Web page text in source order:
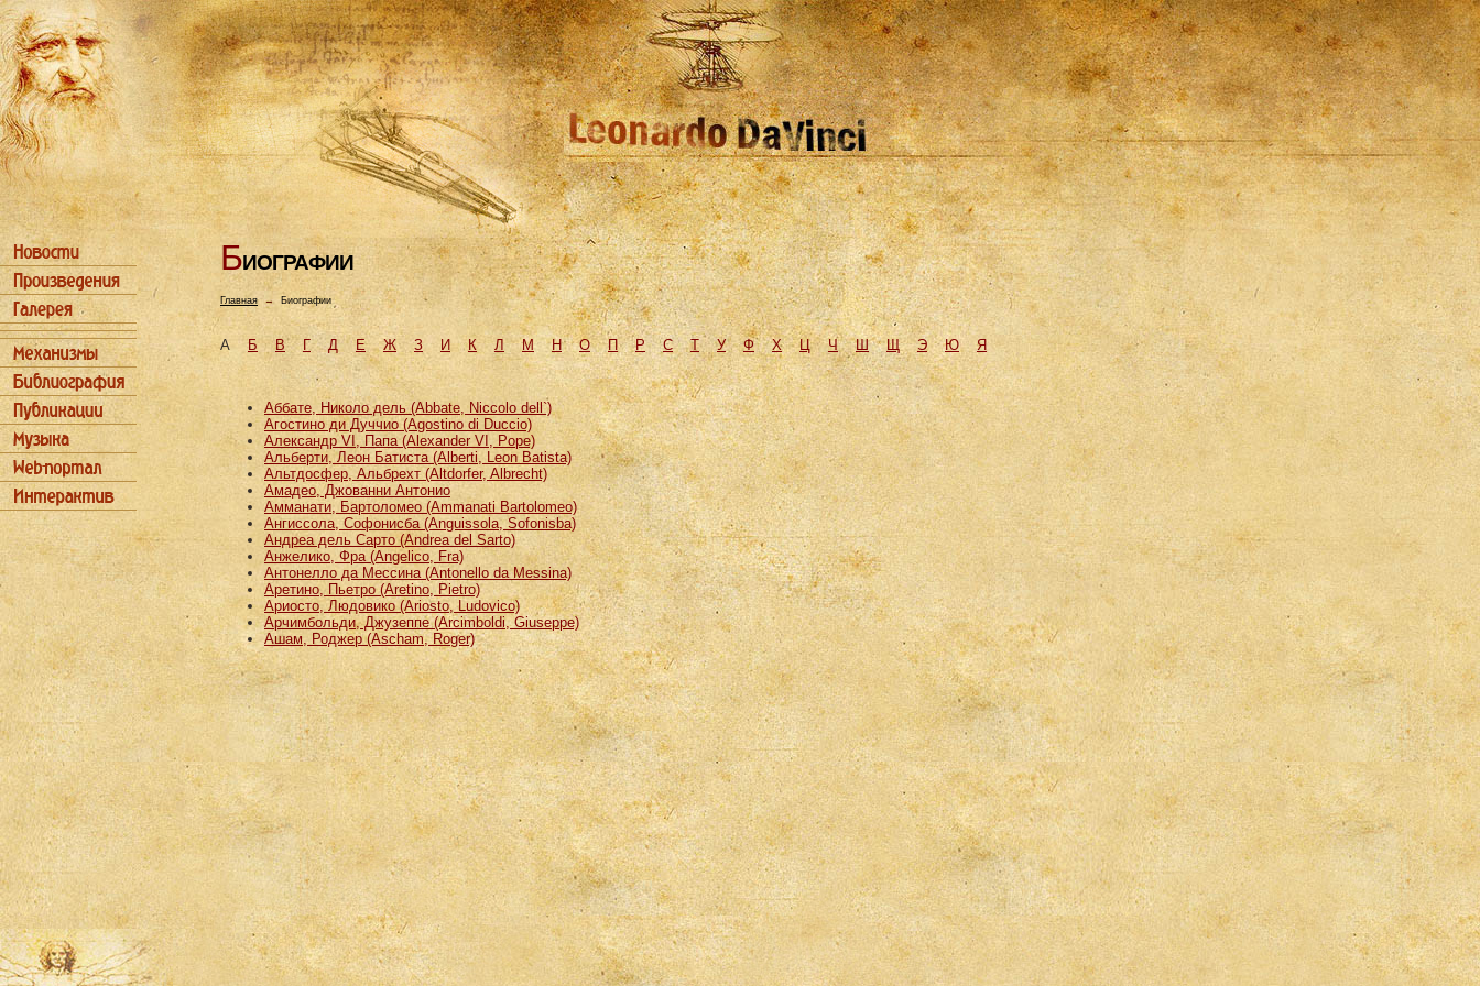
БИОГРАФИИ
Главная→ Биографии
АБ В Г Д Е Ж З И К Л М H О П Р С Т У Ф Х Ц Ч Ш Щ Э Ю Я
Аббате, Николо дель (Abbate, Niccolo dell`)
Агостино ди Дуччио (Agostino di Duccio)
Александр VI, Папа (Alexander VI, Pope)
Альберти, Леон Батиста (Alberti, Leon Batista)
Альтдосфер, Альбрехт (Altdorfer, Albrecht)
Амадео, Джованни Антонио
Амманати, Бартоломео (Ammanati Bartolomeo)
Ангиссола, Софонисба (Anguissola, Sofonisba)
Андреа дель Сарто (Andrea del Sarto)
Анжелико, Фра (Angelico, Fra)
Антонелло да Мессина (Antonello da Messina)
Аретино, Пьетро (Aretino, Pietro)
Ариосто, Людовико (Ariosto, Ludovico)
Арчимбольди, Джузеппе (Arcimboldi, Giuseppe)
Ашам, Роджер (Ascham, Roger)